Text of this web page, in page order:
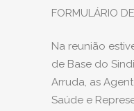
FORMULÁRIO
Na reunião
de Base do
Arruda, as
Saúde e